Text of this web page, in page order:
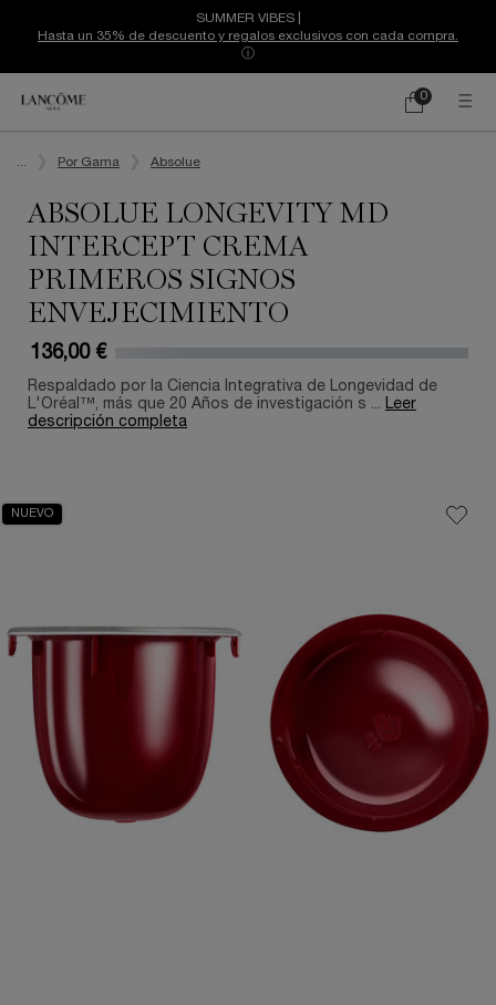
SUMMER VIBES |
Hasta un 35% de descuento y regalos exclusivos con cada compra.
ⓘ
Mi
0
0 producto
Por Gama Absolue
ABSOLUE LONGEVITY MD
INTERCEPT CREMA
PRIMEROS SIGNOS
ENVEJECIMIENTO
136,00 €
Respaldado por la Ciencia Integrativa de Longevidad de
L'Oréal™, más que 20 Años de investigación s ... Leer
descripción completa
NUEVO